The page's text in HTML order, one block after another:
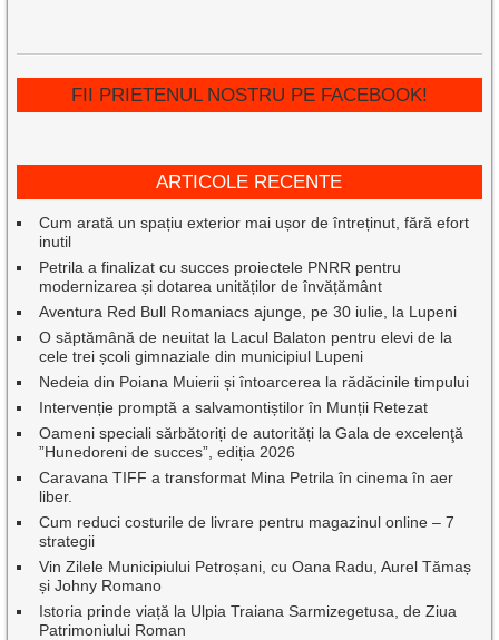
FII PRIETENUL NOSTRU PE FACEBOOK!
ARTICOLE RECENTE
Cum arată un spațiu exterior mai ușor de întreținut, fără efort
inutil
Petrila a finalizat cu succes proiectele PNRR pentru
modernizarea și dotarea unităților de învățământ
Aventura Red Bull Romaniacs ajunge, pe 30 iulie, la Lupeni
O săptămână de neuitat la Lacul Balaton pentru elevi de la
cele trei școli gimnaziale din municipiul Lupeni
Nedeia din Poiana Muierii și întoarcerea la rădăcinile timpului
Intervenție promptă a salvamontiștilor în Munții Retezat
Oameni speciali sărbătoriți de autorități la Gala de excelenţă
”Hunedoreni de succes”, ediția 2026
Caravana TIFF a transformat Mina Petrila în cinema în aer
liber.
Cum reduci costurile de livrare pentru magazinul online – 7
strategii
Vin Zilele Municipiului Petroșani, cu Oana Radu, Aurel Tămaș
și Johny Romano
Istoria prinde viață la Ulpia Traiana Sarmizegetusa, de Ziua
Patrimoniului Roman